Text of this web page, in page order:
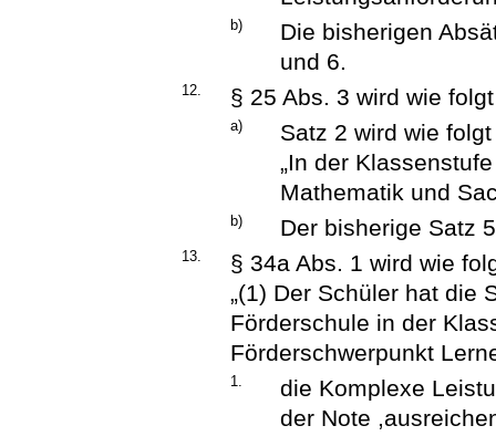
b)
Die bisherigen
und 6.
12. § 25 Abs. 3 wird wie
a)
Satz 2 wird wie
„In der
Mathematik und
b) Der bisherige Satz
13.
§ 34a Abs. 1 wird wie
„(1) Der Schüler hat die
Förderschule in der
Förderschwerpunkt
1.
die Komplexe
der Note